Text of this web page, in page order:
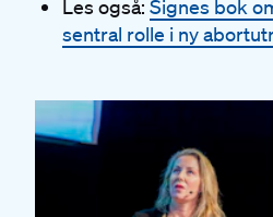
Les også: Signes bok
sentral rolle i ny